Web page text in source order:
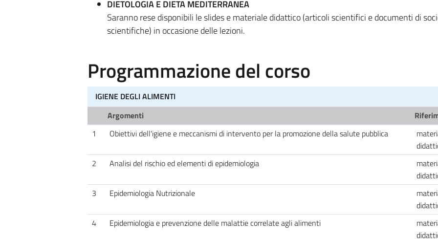
DIETOLOGIA E DIETA MEDITERRANEA
Saranno rese disponibili le slides e materiale didattico (articoli scientifici e documenti di
scientifiche) in occasione delle lezioni.
Programmazione del corso
IGIENE DEGLI ALIMENTI
Argomenti
1
Obiettivi dell'igiene e meccanismi di intervento per la promozione della salute pubblica
2
Analisi del rischio ed elementi di epidemiologia
3
Epidemiologia Nutrizionale
4
Epidemiologia e prevenzione delle malattie correlate agli alimenti